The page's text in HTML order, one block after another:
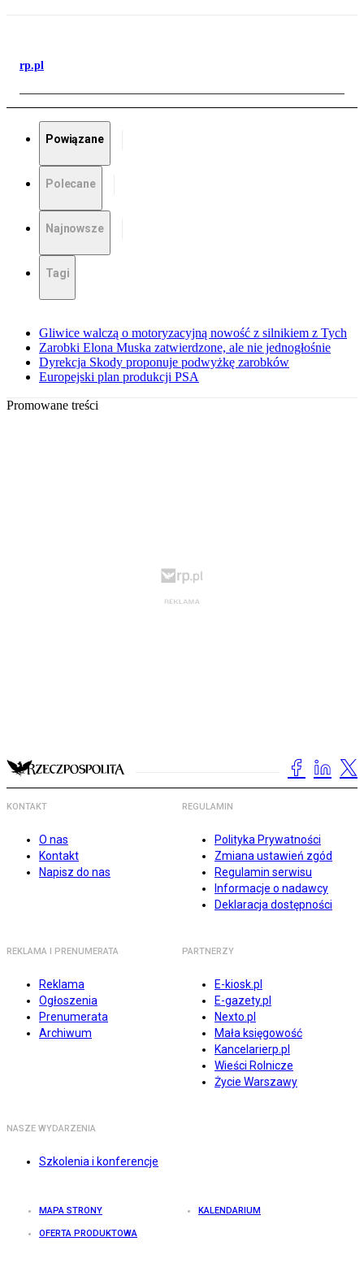
rp.pl
Powiązane
Polecane
Najnowsze
Tagi
Gliwice walczą o motoryzacyjną nowość z silnikiem z Tych
Zarobki Elona Muska zatwierdzone, ale nie jednogłośnie
Dyrekcja Skody proponuje podwyżkę zarobków
Europejski plan produkcji PSA
Promowane treści
KONTAKT
O nas
Kontakt
Napisz do nas
REGULAMIN
Polityka Prywatności
Zmiana ustawień zgód
Regulamin serwisu
Informacje o nadawcy
Deklaracja dostępności
REKLAMA I PRENUMERATA
Reklama
Ogłoszenia
Prenumerata
Archiwum
PARTNERZY
E-kiosk.pl
E-gazety.pl
Nexto.pl
Mała księgowość
Kancelarierp.pl
Wieści Rolnicze
Życie Warszawy
NASZE WYDARZENIA
Szkolenia i konferencje
MAPA STRONY KALENDARIUM
OFERTA PRODUKTOWA